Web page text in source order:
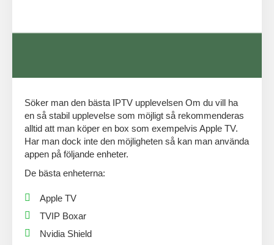
Söker man den bästa IPTV upplevelsen Om du vill ha
en så stabil upplevelse som möjligt så rekommenderas
alltid att man köper en box som exempelvis Apple TV.
Har man dock inte den möjligheten så kan man använda
appen på följande enheter.
De bästa enheterna:
Apple TV
TVIP Boxar
Nvidia Shield